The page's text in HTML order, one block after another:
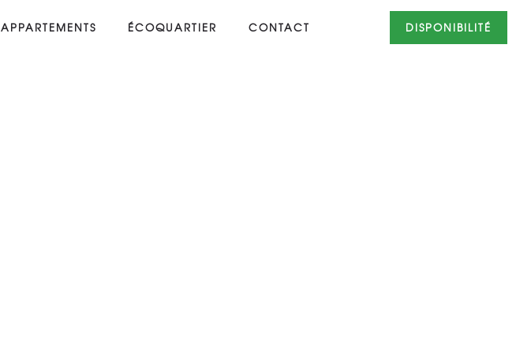
APPARTEMENTS ÉCOQUARTIER CONTACT DISPONIBILITÉ